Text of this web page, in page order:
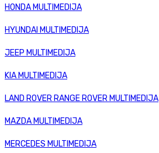
HONDA MULTIMEDIJA
HYUNDAI MULTIMEDIJA
JEEP MULTIMEDIJA
KIA MULTIMEDIJA
LAND ROVER RANGE ROVER MULTIMEDIJA
MAZDA MULTIMEDIJA
MERCEDES MULTIMEDIJA